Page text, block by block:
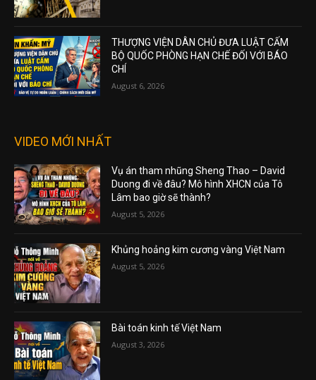
THƯỢNG VIỆN DÂN CHỦ ĐƯA LUẬT CẤM
BỘ QUỐC PHÒNG HẠN CHẾ ĐỐI VỚI BÁO
CHÍ
August 6, 2026
VIDEO MỚI NHẤT
Vụ án tham nhũng Sheng Thao – David
Duong đi về đâu? Mô hình XHCN của Tô
Lâm bao giờ sẽ thành?
August 5, 2026
Khủng hoảng kim cương vàng Việt Nam
August 5, 2026
Bài toán kinh tế Việt Nam
August 3, 2026